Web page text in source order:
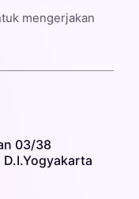
mengerjakan
03/38